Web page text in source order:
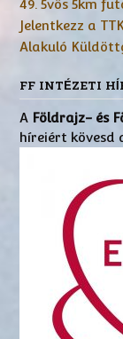
49. 5vös 5km
Jelentkezz a
Alakuló
FF INTÉZETI
A Földrajz- és
híreiért kövesd